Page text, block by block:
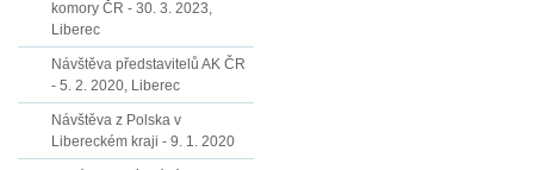
komory ČR - 30. 3. 2023,
Liberec
Návštěva představitelů AK ČR
- 5. 2. 2020, Liberec
Návštěva z Polska v
Libereckém kraji - 9. 1. 2020